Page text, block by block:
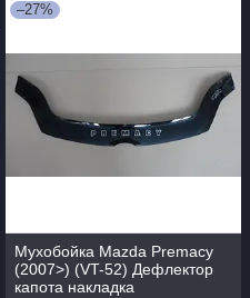
–27%
Мухобойка Mazda Premacy
(2007>) (VT-52) Дефлектор
капота накладка